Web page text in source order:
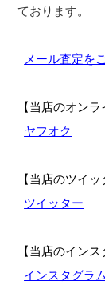
ております。
メール査定を
【当店のオン
ヤフオク
【当店のツイ
ツイッター
【当店のイン
インスタグラム